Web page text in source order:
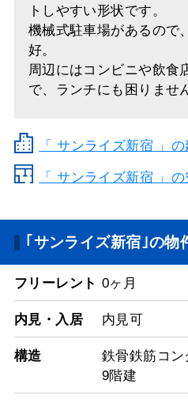
トしやすい形状です。
機械式駐車場があるので
好。
周辺にはコンビニや飲食
で、ランチにも困りませ
「サンライズ新宿 」
「 サンライズ新宿 」
｢サンライズ新宿｣の物
フリーレント 0ヶ月
内見・入居 内見可
構造
鉄骨鉄筋コン
9階建